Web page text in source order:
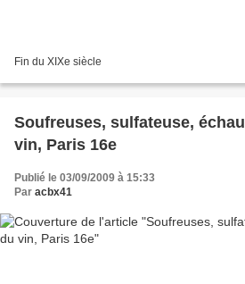
Fin du XIXe siècle
Soufreuses, sulfateuse,
vin, Paris 16e
Publié le 03/09/2009 à 15:33
Par acbx41